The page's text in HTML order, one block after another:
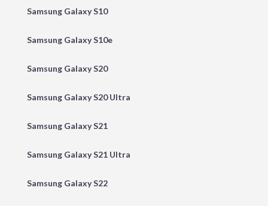
Samsung Galaxy S10
Samsung Galaxy S10e
Samsung Galaxy S20
Samsung Galaxy S20 Ultra
Samsung Galaxy S21
Samsung Galaxy S21 Ultra
Samsung Galaxy S22